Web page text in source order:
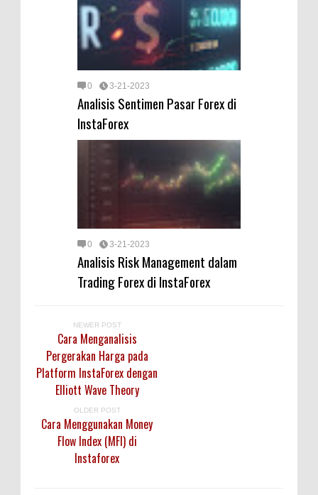
0 3-21-2023
Analisis Sentimen Pasar Forex di
InstaForex
0 3-21-2023
Analisis Risk Management dalam
Trading Forex di InstaForex
NEWER POST
Cara Menganalisis
Pergerakan Harga pada
Platform InstaForex dengan
Elliott Wave Theory
OLDER POST
Cara Menggunakan Money
Flow Index (MFI) di
Instaforex